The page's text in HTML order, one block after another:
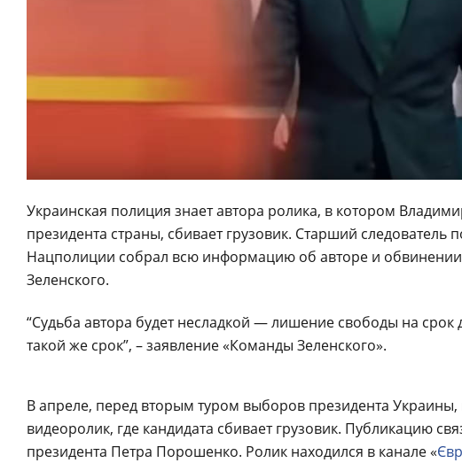
Украинская полиция знает автора ролика, в котором
президента страны, сбивает грузовик. Старший
Нацполиции собрал всю информацию об авторе и
Зеленского.
“Судьба автора будет несладкой — лишение свободы на
такой же срок”, – заявление «Команды Зеленского».
В апреле, перед вторым туром выборов президента
видеоролик, где кандидата сбивает грузовик. Публикацию
президента Петра Порошенко. Ролик находился в канале «